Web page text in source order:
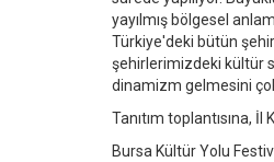
yayılmış bölgesel
Türkiye'deki bütün
şehirlerimizdeki kültür
dinamizm gelmesini
Tanıtım toplantısına,
Bursa Kültür Yolu